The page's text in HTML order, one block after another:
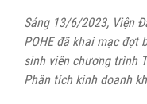
Sáng 13/6/2023, Viện
POHE đã khai mạc đợt
sinh viên chương trình
Phân tích kinh doanh